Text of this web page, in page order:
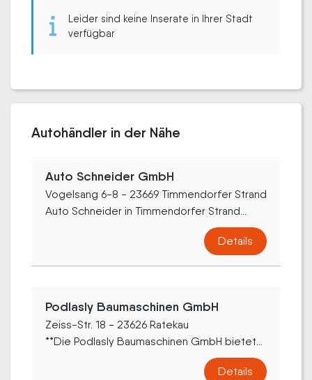
Leider sind keine Inserate in Ihrer Stadt
verfügbar
Autohändler in der Nähe
Auto Schneider GmbH
Vogelsang 6-8 - 23669 Timmendorfer Strand
Auto Schneider in Timmendorfer Strand...
Details
Podlasly Baumaschinen GmbH
Zeiss-Str. 18 - 23626 Ratekau
**Die Podlasly Baumaschinen GmbH bietet...
Details